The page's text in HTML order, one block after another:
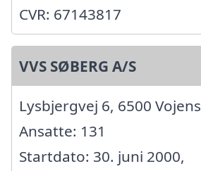
CVR: 67143817
VVS SØBERG A/S
Lysbjergvej 6, 6500 Vojens
Ansatte: 131
Startdato: 30. juni 2000,